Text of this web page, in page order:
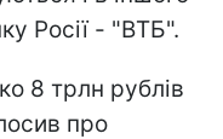
Росії - "ВТБ".
8 трлн рублів
про